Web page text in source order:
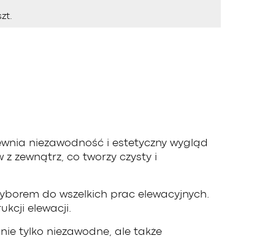
niezawodność i estetyczny wygląd
z zewnątrz, co tworzy czysty i
do wszelkich prac elewacyjnych.
elewacji.
tylko niezawodne, ale także